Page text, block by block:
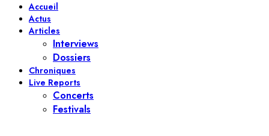
Accueil
Actus
Articles
Interviews
Dossiers
Chroniques
Live Reports
Concerts
Festivals